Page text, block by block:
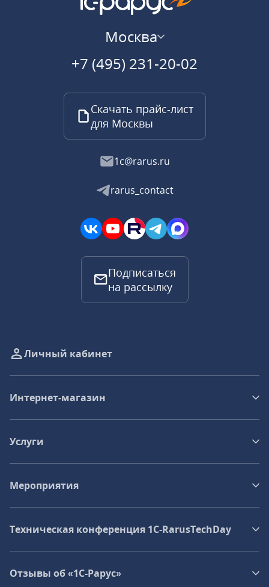
Москва
+7 (495) 231-20-02
Скачать прайс-лист
для Москвы
1c@rarus.ru
rarus_contact
Подписаться
на рассылку
Личный кабинет
Интернет-магазин
Услуги
Мероприятия
Техническая конференция 1C‑RarusTechDay
Отзывы об «1С-Рарус»